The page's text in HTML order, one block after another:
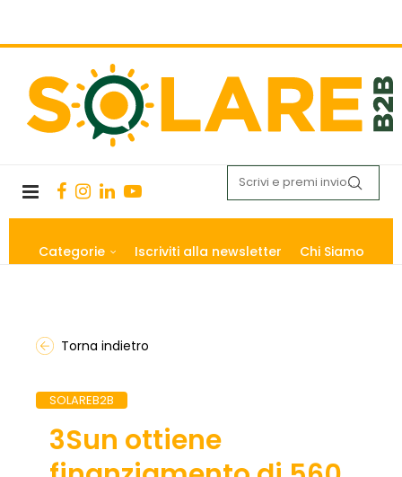
Categorie Iscriviti alla newsletter Chi Siamo
Torna indietro
SOLAREB2B
3Sun ottiene